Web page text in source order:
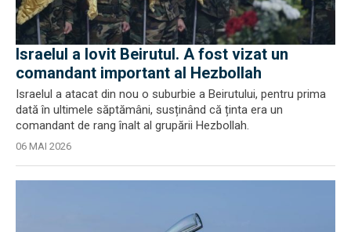
Israelul a lovit Beirutul. A fost vizat un
comandant important al Hezbollah
Israelul a atacat din nou o suburbie a Beirutului, pentru prima
dată în ultimele săptămâni, susținând că ținta era un
comandant de rang înalt al grupării Hezbollah.
06 MAI 2026